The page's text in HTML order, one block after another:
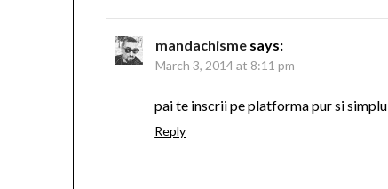
mandachisme says:
March 3, 2014 at 8:11 pm
pai te inscrii pe platforma pur si simplu
Reply